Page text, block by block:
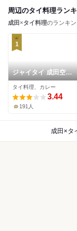
周辺のタイ料理ラン
成田 ×タイ料理のランキ
1
ジャイタイ 成田空港
店
タイ料理、カレー
3.44
191人
成田×タ